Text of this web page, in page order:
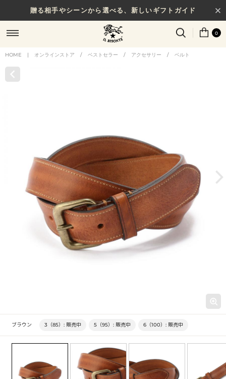
贈る相手やシーンから選べる、新しいギフトガイド
0
HOME | オンラインストア / ベストセラー / アクセサリー / ベルト
ブラウン 3（85）: 販売中 5（95）: 販売中 6（100）: 販売中